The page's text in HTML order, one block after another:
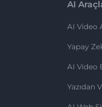
AI
AI Video
Yapay
AI Video
Yazıdan